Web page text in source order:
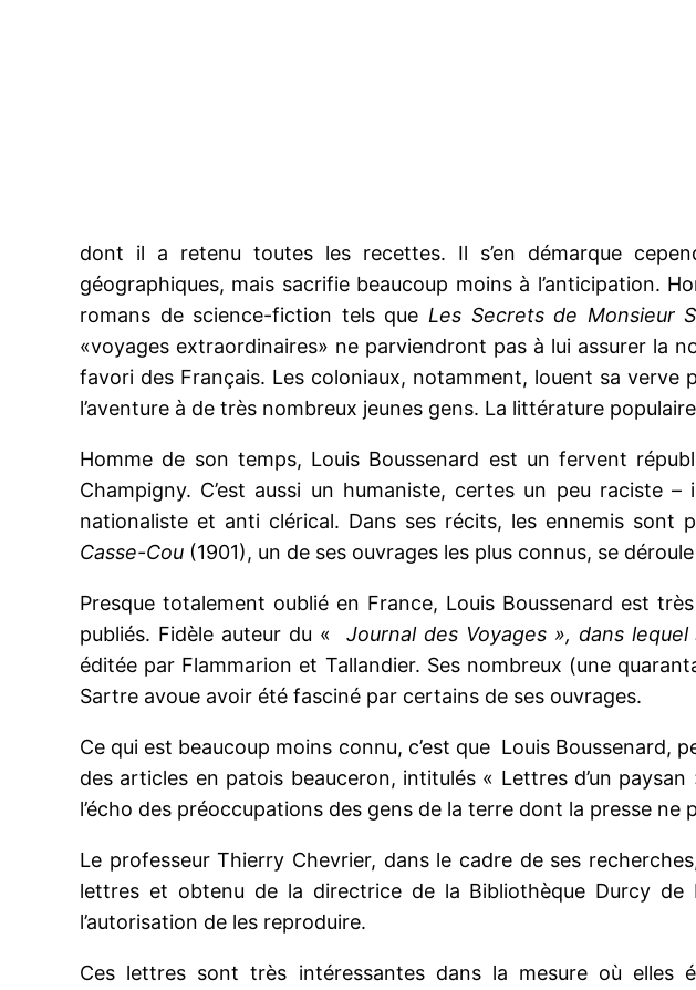
dont il a retenu toutes les recettes. Il s’en démarque
géographiques, mais sacrifie beaucoup moins à l’anticipation.
romans de science-fiction tels que Les Secrets de Monsieur
«voyages extraordinaires» ne parviendront pas à lui assurer la
favori des Français. Les coloniaux, notamment, louent sa
l’aventure à de très nombreux jeunes gens. La littérature
Homme de son temps, Louis Boussenard est un fervent
Champigny. C’est aussi un humaniste, certes un peu raciste
nationaliste et anti clérical. Dans ses récits, les ennemis sont
Casse-Cou (1901), un de ses ouvrages les plus connus, se
Presque totalement oublié en France, Louis Boussenard est
publiés. Fidèle auteur du « Journal des Voyages », dans
éditée par Flammarion et Tallandier. Ses nombreux (une
Sartre avoue avoir été fasciné par certains de ses ouvrages.
Ce qui est beaucoup moins connu, c’est que Louis Boussenard,
des articles en patois beauceron, intitulés « Lettres d’un
l’écho des préoccupations des gens de la terre dont la presse ne
Le professeur Thierry Chevrier, dans le cadre de ses
lettres et obtenu de la directrice de la Bibliothèque Durcy de
l’autorisation de les reproduire.
Ces lettres sont très intéressantes dans la mesure où elles